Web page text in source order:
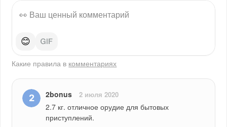
😊
Какие правила в комментариях
2bonus 2 июля 2020
2.7 кг. отличное орудие для бытовых
приступлений.